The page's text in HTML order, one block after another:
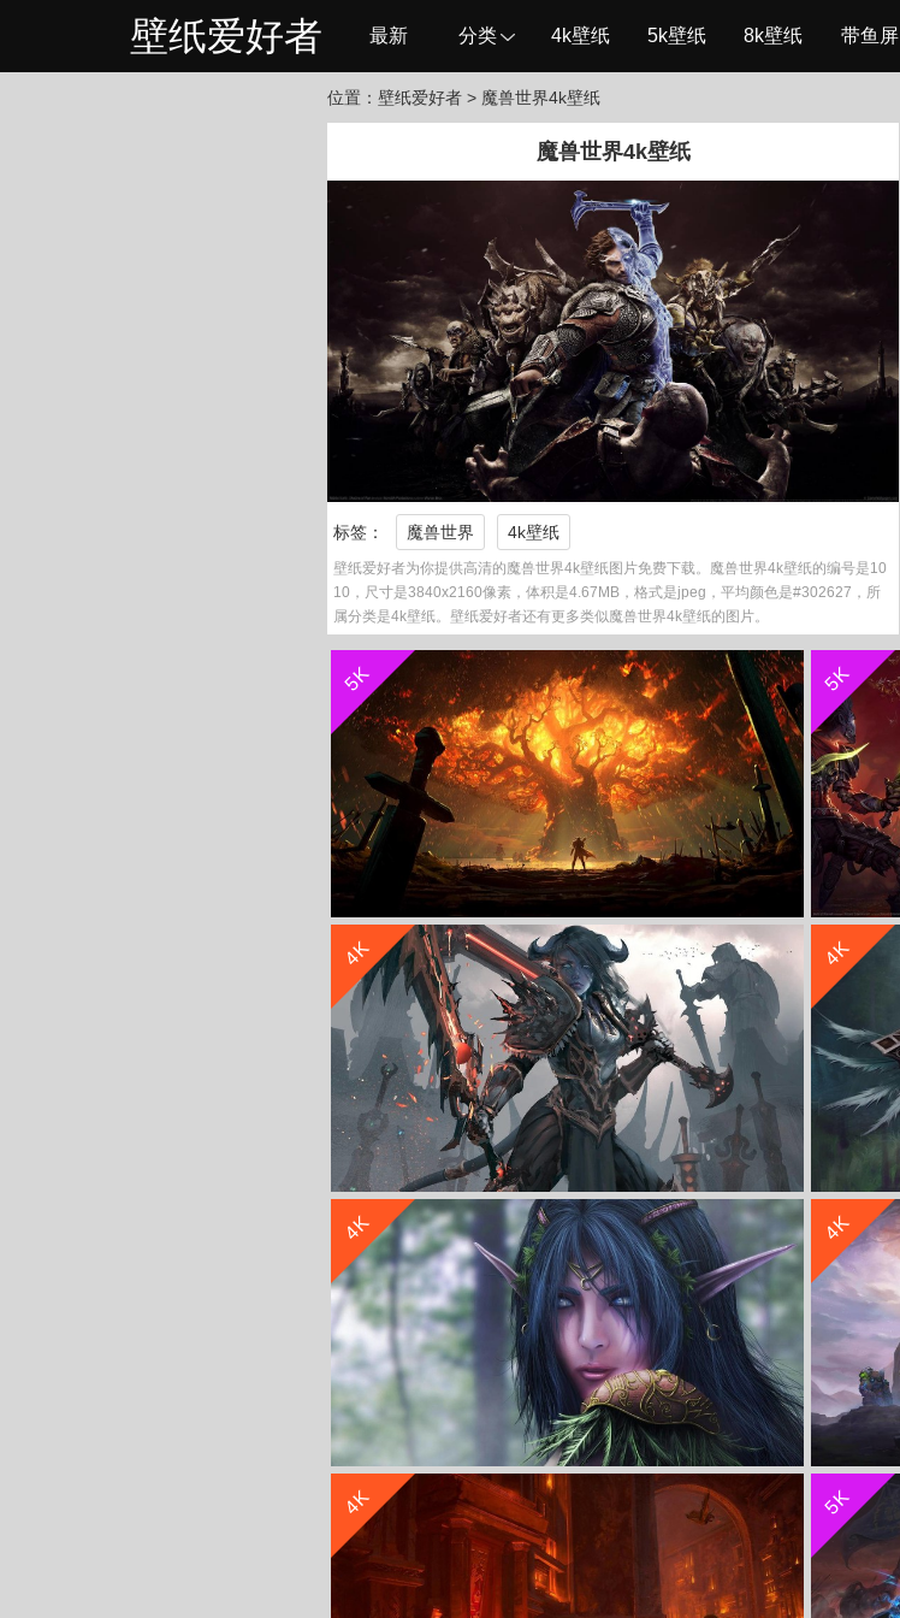
壁纸爱好者 最新 分类 4k壁纸 5k壁纸 8k壁纸 带鱼屏
位置： 壁纸爱好者 > 魔兽世界4k壁纸
魔兽世界4k壁纸
标签： 魔兽世界 4k壁纸
壁纸爱好者为你提供高清的魔兽世界4k壁纸图片免费下载。魔兽世界4k壁纸的编号是10
10，尺寸是3840x2160像素，体积是4.67MB，格式是jpeg，平均颜色是#302627，所
属分类是4k壁纸。壁纸爱好者还有更多类似魔兽世界4k壁纸的图片。
5K
魔兽世界 4k高清壁纸
立 即 下 载
收 藏
5K
4K
《魔兽世界》4k高清壁纸
立 即 下 载
收 藏
4K
4K
魔兽世界暗夜精灵4k壁纸
立 即 下 载
收 藏
4K
4K
立 即 下 载
收 藏
5K